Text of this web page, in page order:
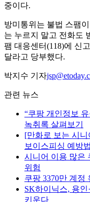
중이다.
방미통위는 불법 스팸
는 누르지 말고 전화도
팸 대응센터(118)에 신
달라고 당부했다.
박지수 기자
관련 뉴스
“쿠팡 개인정보
녹취록 살펴보기
[만화로 보는 시
보이스피싱 예방법
시니어 이용 많은
위험
쿠팡 3370만 계정
SK하이닉스, 용
키운다